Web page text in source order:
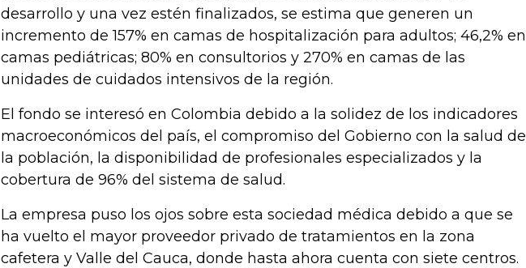
desarrollo y una vez estén finalizados, se estima que generen un
incremento de 157% en camas de hospitalización para adultos; 46,2% en
camas pediátricas; 80% en consultorios y 270% en camas de las
unidades de cuidados intensivos de la región.
El fondo se interesó en Colombia debido a la solidez de los indicadores
macroeconómicos del país, el compromiso del Gobierno con la salud de
la población, la disponibilidad de profesionales especializados y la
cobertura de 96% del sistema de salud.
La empresa puso los ojos sobre esta sociedad médica debido a que se
ha vuelto el mayor proveedor privado de tratamientos en la zona
cafetera y Valle del Cauca, donde hasta ahora cuenta con siete centros.